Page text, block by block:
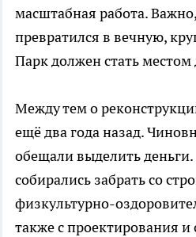
масштабная работа.
превратился в вечную,
Парк должен стать
Между тем о
ещё два года назад.
обещали выделить
собирались забрать со
физкультурно-
также с проектирования и